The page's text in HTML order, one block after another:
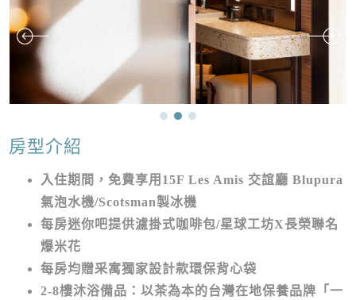
房型介紹
入住期間，免費享用15F Les Amis 交誼廳 Blupura
氣泡水機/Scotsman製冰機
每房迷你吧提供濾掛式咖啡包/星球工坊X長榮聯名
爆米花
每房均贈采寓獨家設計款環保背心袋
2-8樓沐浴備品：以茶為本的台灣在地保養品牌「一